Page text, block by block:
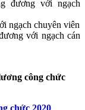
đương với ngạch
ngạch chuyên viên
với ngạch cán
công chức